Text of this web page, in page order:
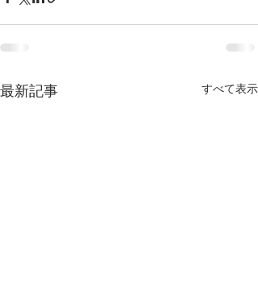
最新記事 すべて表示